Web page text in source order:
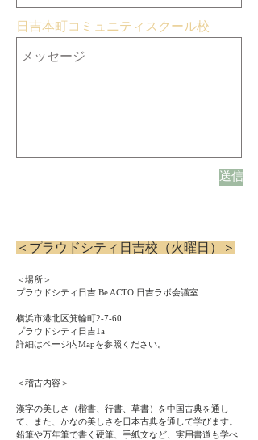
日吉本町コミュニティスクール校
送信
＜プラウドシティ日吉校（火曜日）＞
＜場所＞
​プラウドシティ日吉 Be ACTO 日吉ラボ会議室
横浜市港北区箕輪町2-7-60
プラウドシティ日吉1a
詳細はページ内Mapを参照ください。
＜稽古内容＞
漢字の美しさ（楷書、行書、草書）を中国古典を通し
て、また、かなの美しさを日本古典を通して学びます。
鉛筆や万年筆で書く硬筆、手紙文など、実用書道も学べ